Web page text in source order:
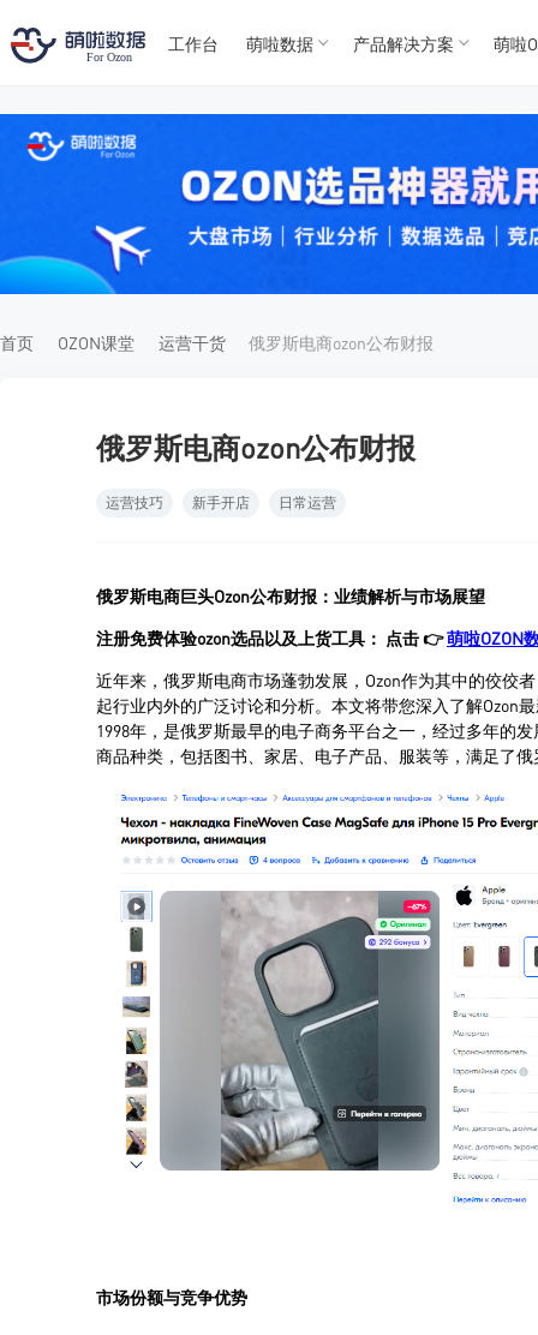
For
For
工作台 萌啦数据 产品解决方案 萌啦
首页 OZON课堂 运营干货 俄罗斯电商ozon公布财报
俄罗斯电商ozon公布财报
运营技巧 新手开店 日常运营